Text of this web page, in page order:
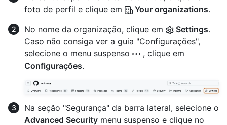
foto de perfil e clique em
Your organizations.
No nome da organização, clique em
Settings.
Caso não consiga ver a guia "Configurações",
selecione o menu suspenso
, clique em
Configurações.
Na seção "Segurança" da barra lateral, selecione o
Advanced Security menu suspenso e clique no